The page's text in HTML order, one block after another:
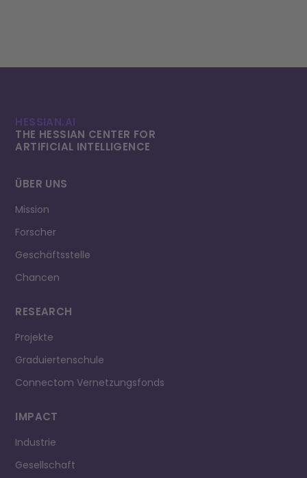
HESSIAN.AI
THE HESSIAN CENTER FOR
ARTIFICIAL INTELLI­GENCE
ÜBER UNS
Mission
Forscher
Geschäftsstelle
Chancen
RESEARCH
Projekte
Graduiertenschule
Connectom Vernetzungsfonds
IMPACT
Industrie
Gesellschaft